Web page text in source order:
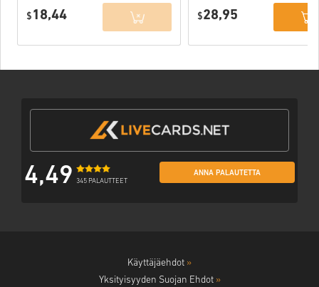
$ 18,44 $28,95
4,49 345 PALAUTTEET
ANNA PALAUTETTA
Käyttäjäehdot »
Yksityisyyden Suojan Ehdot »